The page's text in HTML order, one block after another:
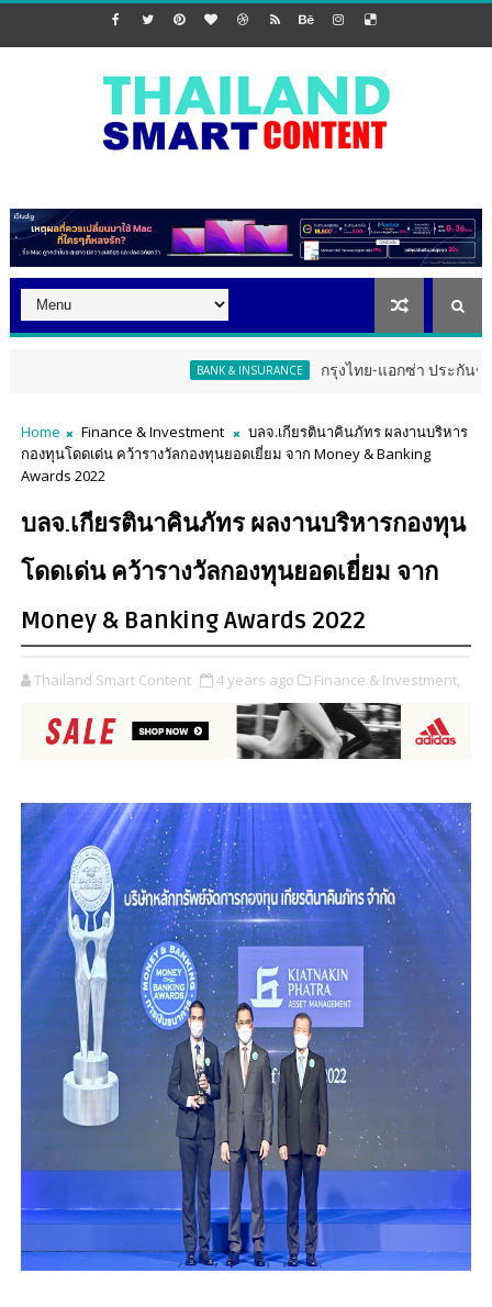
BANK & INSURANCE กรุงไทย-แอกซ่า ประกันชีวิต จัดง
Home Finance & Investment
บลจ.เกียรตินาคินภัทร ผลงานบริหาร
กองทุนโดดเด่น คว้ารางวัลกองทุนยอดเยี่ยม จาก Money & Banking
Awards 2022
บลจ.เกียรตินาคินภัทร ผลงานบริหารกองทุน
โดดเด่น คว้ารางวัลกองทุนยอดเยี่ยม จาก
Money & Banking Awards 2022
Thailand Smart Content 4 years ago Finance & Investment,